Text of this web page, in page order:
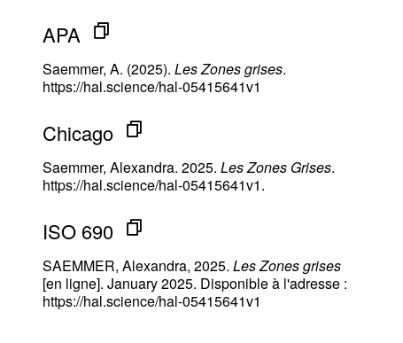
APA
Saemmer, A. (2025). Les Zones grises.
https://hal.science/hal-05415641v1
Chicago
Saemmer, Alexandra. 2025. Les Zones Grises.
https://hal.science/hal-05415641v1.
ISO 690
SAEMMER, Alexandra, 2025. Les Zones grises
[en ligne]. January 2025. Disponible à l'adresse :
https://hal.science/hal-05415641v1